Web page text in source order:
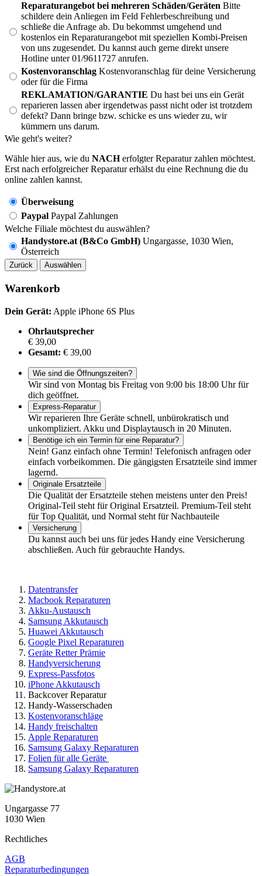
Reparaturangebot bei mehreren Schäden/Geräten Bitte
schildere dein Anliegen im Feld Fehlerbeschreibung und
schließe die Anfrage ab. Du bekommst umgehend und
kostenlos ein Reparaturangebot mit speziellen Kombi-Preisen
von uns zugesendet. Du kannst auch gerne direkt unsere
Hotline unter 01/9611727 anrufen.
Kostenvoranschlag Kostenvoranschlag für deine Versicherung
oder für die Firma
REKLAMATION/GARANTIE Du hast bei uns ein Gerät
reparieren lassen aber irgendetwas passt nicht oder ist trotzdem
defekt? Dann bringe bzw. schicke es uns wieder zu, wir
kümmern uns darum.
Wie geht's weiter?
Wähle hier aus, wie du NACHerfolgter Reparatur zahlen möchtest.
Erst nach erfolgreicher Reparatur erhälst du eine Rechnung die du
online zahlen kannst.
Überweisung
Paypal Paypal Zahlungen
Welche Filiale möchtest du auswählen?
Handystore.at (B&Co GmbH) Ungargasse, 1030 Wien,
Österreich
Zurück Auswählen
Warenkorb
Dein Gerät: Apple iPhone 6S Plus
Ohrlautsprecher
€ 39,00
Gesamt: € 39,00
Wie sind die Öffnungszeiten?
Wir sind von Montag bis Freitag von 9:00 bis 18:00 Uhr für
dich geöffnet.
Express-Reparatur
Wir reparieren Ihre Geräte schnell, unbürokratisch und
unkompliziert. Akku und Displaytausch in 20 Minuten.
Benötige ich ein Termin für eine Reparatur?
Nein! Ganz einfach ohne Termin! Telefonisch anfragen oder
einfach vorbeikommen. Die gängigsten Ersatzteile sind immer
lagernd.
Originale Ersatzteile
Die Qualität der Ersatzteile stehen meistens unter den Preis!
Original-Teil steht für Original Ersatzteil. Premium-Teil steht
für Top Qualität, und Normal steht für Nachbauteile
Versicherung
Du kannst auch bei uns für jedes Handy eine Versicherung
abschließen. Auch für gebrauchte Handys.
Datentransfer
Macbook Reparaturen
Akku-Austausch
Samsung Akkutausch
Huawei Akkutausch
Google Pixel Reparaturen
Geräte Retter Prämie
Handyversicherung
Express-Passfotos
iPhone Akkutausch
Backcover Reparatur
Handy-Wasserschaden
Kostenvoranschläge
Handy freischalten
Apple Reparaturen
Samsung Galaxy Reparaturen
Folien für alle Geräte
Samsung Galaxy Reparaturen
Ungargasse 77
1030 Wien
Rechtliches
AGB
Reparaturbedingungen